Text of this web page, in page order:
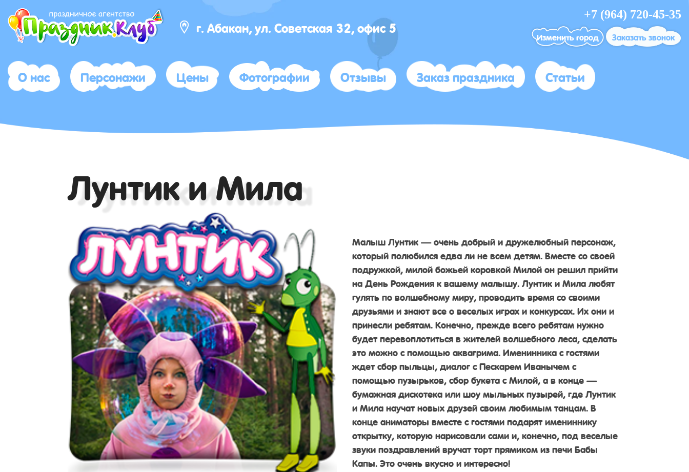
г. Абакан, ул. Советская 32, офис 5 +7 (964) 720-45-35
Изменить город Заказать звонок
О нас Персонажи Цены Фотографии Отзывы Заказ праздника Статьи
Лунтик и Мила
Малыш Лунтик — очень добрый и дружелюбный персонаж,
который полюбился едва ли не всем детям. Вместе со своей
подружкой, милой божьей коровкой Милой он решил прийти
на День Рождения к вашему малышу. Лунтик и Мила любят
гулять по волшебному миру, проводить время со своими
друзьями и знают все о веселых играх и конкурсах. Их они и
принесли ребятам. Конечно, прежде всего ребятам нужно
будет перевоплотиться в жителей волшебного леса, сделать
это можно с помощью аквагрима. Именинника с гостями
ждет сбор пыльцы, диалог с Пескарем Иванычем с
помощью пузырьков, сбор букета с Милой, а в конце —
бумажная дискотека или шоу мыльных пузырей, где Лунтик
и Мила научат новых друзей своим любимым танцам. В
конце аниматоры вместе с гостями подарят имениннику
открытку, которую нарисовали сами и, конечно, под веселые
звуки поздравлений вручат торт прямиком из печи Бабы
Капы. Это очень вкусно и интересно!